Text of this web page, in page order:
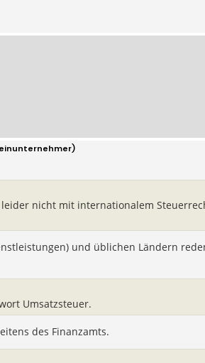
nicht mit internationalem
und üblichen Ländern
Umsatzsteuer.
des Finanzamts.